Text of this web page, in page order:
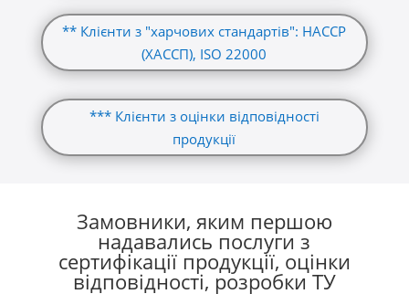
** Клієнти з "харчових стандартів": HACCP
(ХАССП), ISO 22000
*** Клієнти з оцінки відповідності
продукції
Замовники, яким першою
надавались послуги з
сертифікації продукції, оцінки
відповідності, розробки ТУ